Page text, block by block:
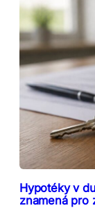
Hypotéky v
znamená pro